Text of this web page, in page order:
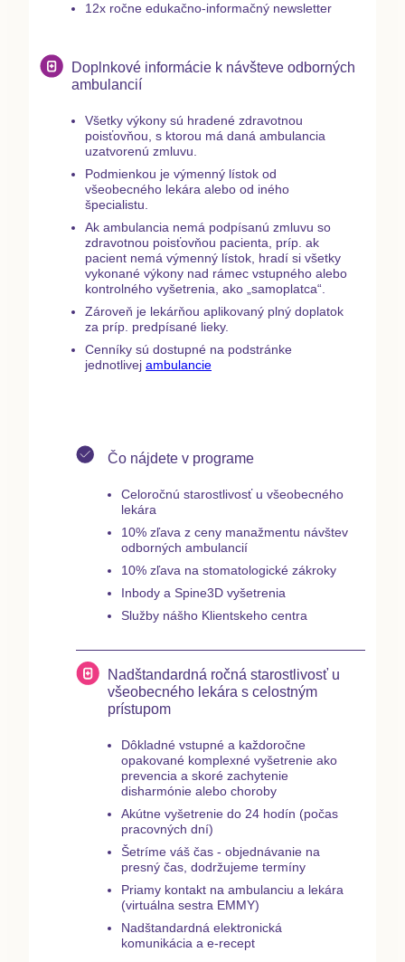
12x ročne edukačno-informačný newsletter
Doplnkové informácie k návšteve odborných
ambulancií
Všetky výkony sú hradené zdravotnou
poisťovňou, s ktorou má daná ambulancia
uzatvorenú zmluvu.
Podmienkou je výmenný lístok od
všeobecného lekára alebo od iného
špecialistu.
Ak ambulancia nemá podpísanú zmluvu so
zdravotnou poisťovňou pacienta, príp. ak
pacient nemá výmenný lístok, hradí si všetky
vykonané výkony nad rámec vstupného alebo
kontrolného vyšetrenia, ako „samoplatca“.
Zároveň je lekárňou aplikovaný plný doplatok
za príp. predpísané lieky.
Cenníky sú dostupné na podstránke
jednotlivej ambulancie
Čo nájdete v programe
Celoročnú starostlivosť u všeobecného
lekára
10% zľava z ceny manažmentu návštev
odborných ambulancií
10% zľava na stomatologické zákroky
Inbody a Spine3D vyšetrenia
Služby nášho Klientskeho centra
Nadštandardná ročná starostlivosť u
všeobecného lekára s celostným
prístupom
Dôkladné vstupné a každoročne
opakované komplexné vyšetrenie ako
prevencia a skoré zachytenie
disharmónie alebo choroby
Akútne vyšetrenie do 24 hodín (počas
pracovných dní)
Šetríme váš čas - objednávanie na
presný čas, dodržujeme termíny
Priamy kontakt na ambulanciu a lekára
(virtuálna sestra EMMY)
Nadštandardná elektronická
komunikácia a e-recept